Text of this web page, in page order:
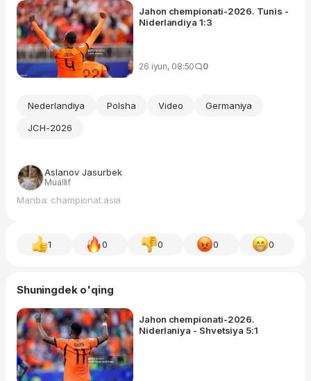
Jahon chempionati-2026. Tunis -
Niderlandiya 1:3
26 iyun, 08:50 0
Nederlandiya Polsha Video
Germaniya
JCH-2026
Aslanov Jasurbek
Muallif
Manba: championat.asia
1 0 0 0 0
Shuningdek o'qing
Jahon chempionati-2026.
Niderlaniya - Shvetsiya 5:1